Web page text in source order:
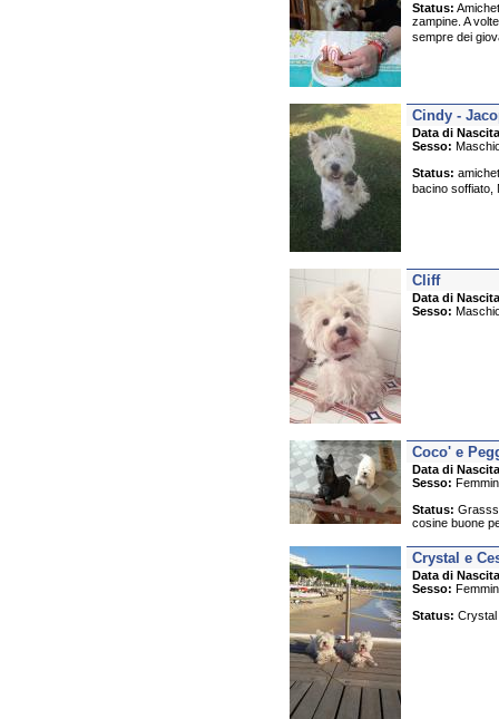
Status:
zampine. A
sempre dei
Cindy -
Data di
Sesso:
Status:
bacino
Cliff
Data di
Sesso:
Coco' e
Data di
Sesso:
Status:
cosine buone
Crystal e
Data di
Sesso:
Status: Crystal